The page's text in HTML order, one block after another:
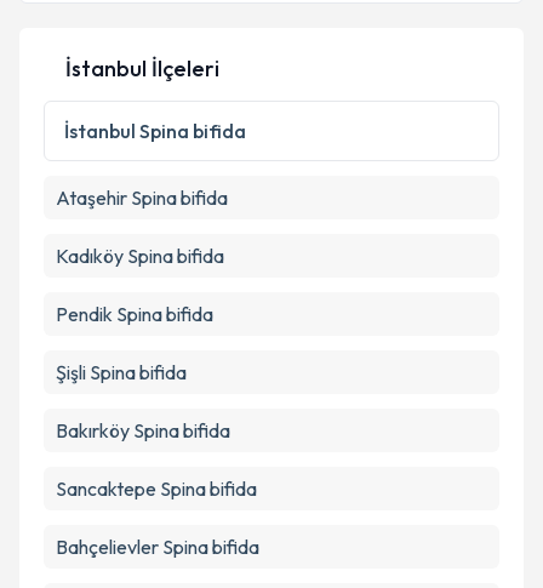
Kişisel verilerimin işlenmesine ilişkinAydınlatma
Metni
'ni okudum ve kişisel verilerimin belirtilen
kapsamda işlenmesini kabul ediyorum.
İstanbul İlçeleri
İstanbul Spina bifida
Ataşehir Spina bifida
Kadıköy Spina bifida
Pendik Spina bifida
Şişli Spina bifida
Bakırköy Spina bifida
Sancaktepe Spina bifida
Bahçelievler Spina bifida